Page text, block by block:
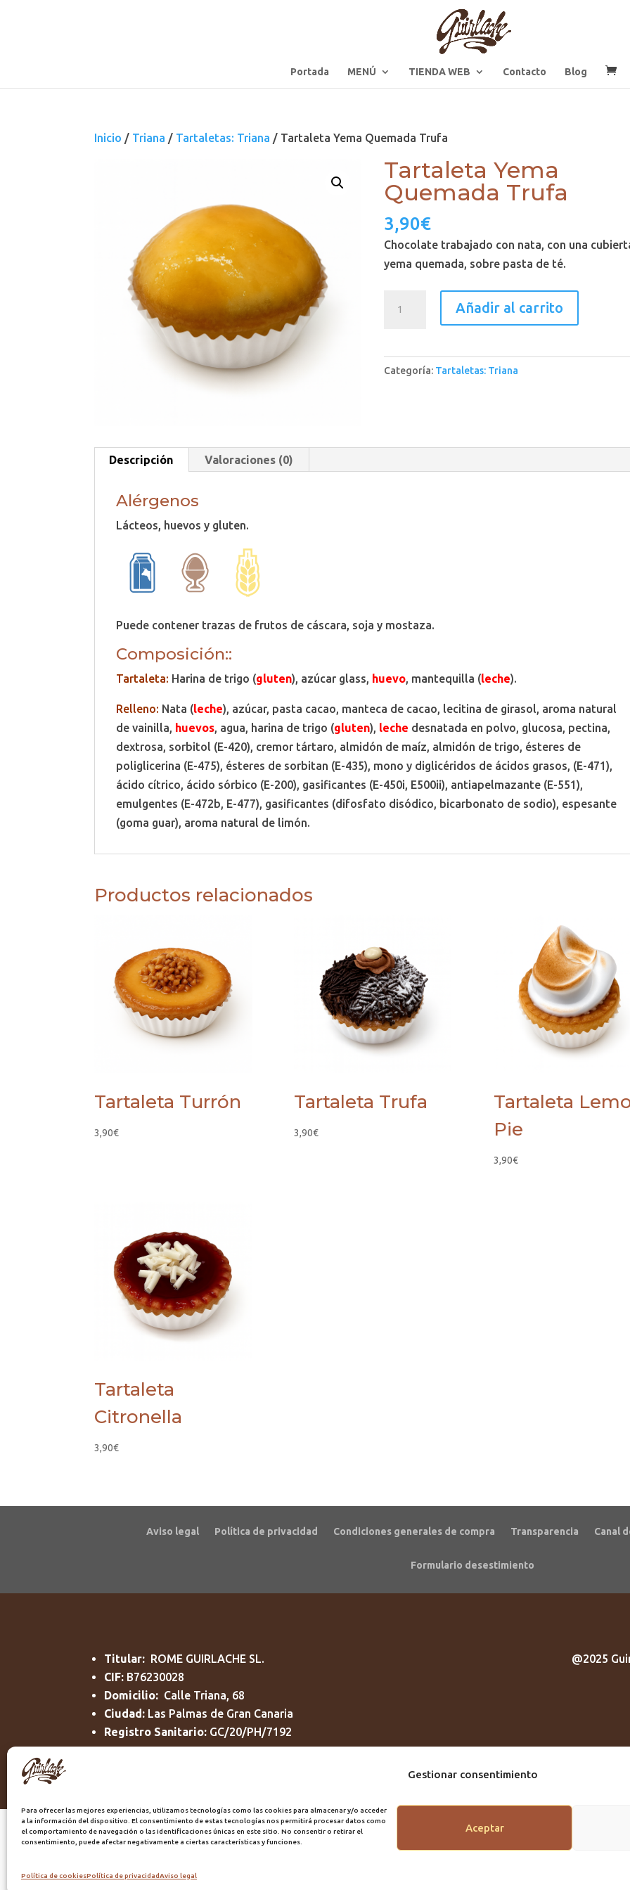
Gestionar consentimiento
Para ofrecer las mejores experiencias, utilizamos tecnologías como las cookies para almacenar y/o acceder
a la información del dispositivo. El consentimiento de estas tecnologías nos permitirá procesar datos como
el comportamiento de navegación o las identificaciones únicas en este sitio. No consentir o retirar el
consentimiento, puede afectar negativamente a ciertas características y funciones.
Aceptar
Política de cookiesPolítica de privacidadAviso legal
Portada MENÚ TIENDA WEB Contacto Blog
Inicio / Triana / Tartaletas: Triana / Tartaleta Yema Quemada Trufa
Tartaleta Yema
Quemada Trufa
3,90€
Chocolate trabajado con nata, con una
yema quemada, sobre pasta de té.
Trufa
cantidad
Añadir al carrito
Categoría: Tartaletas: Triana
Descripción Valoraciones (0)
Alérgenos
Lácteos, huevos y gluten.
Puede contener trazas de frutos de cáscara, soja y mostaza.
Composición::
Tartaleta: Harina de trigo (gluten), azúcar glass, huevo, mantequilla (leche).
Relleno: Nata (leche), azúcar, pasta cacao, manteca de cacao, lecitina de girasol, aroma natural
de vainilla, huevos, agua, harina de trigo (gluten), leche desnatada en polvo, glucosa, pectina,
dextrosa, sorbitol (E-420), cremor tártaro, almidón de maíz, almidón de trigo, ésteres de
poliglicerina (E-475), ésteres de sorbitan (E-435), mono y diglicéridos de ácidos grasos, (E-471),
ácido cítrico, ácido sórbico (E-200), gasificantes (E-450i, E500ii), antiapelmazante (E-551),
emulgentes (E-472b, E-477), gasificantes (difosfato disódico, bicarbonato de sodio), espesante
(goma guar), aroma natural de limón.
Productos relacionados
Tartaleta Turrón
3,90€
Tartaleta Trufa
3,90€
Tartaleta
Pie
3,90€
Tartaleta
Citronella
3,90€
Aviso legal Política de privacidad Condiciones generales de compra Transparencia Canal
Formulario desestimiento
Titular: ROME GUIRLACHE SL.
CIF: B76230028
Domicilio: Calle Triana, 68
Ciudad: Las Palmas de Gran Canaria
Registro Sanitario: GC/20/PH/7192
@2025